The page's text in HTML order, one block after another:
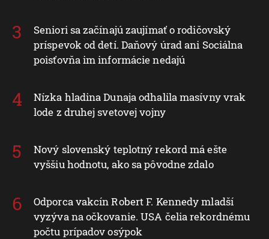
Seniori sa začínajú zaujímať o rodičovský
príspevok od detí. Daňový úrad ani Sociálna
poisťovňa im informácie nedajú
Nízka hladina Dunaja odhalila masívny vrak
lode z druhej svetovej vojny
Nový slovenský teplotný rekord má ešte
vyššiu hodnotu, ako sa pôvodne zdalo
Odporca vakcín Robert F. Kennedy mladší
vyzýva na očkovanie. USA čelia rekordnému
počtu prípadov osýpok